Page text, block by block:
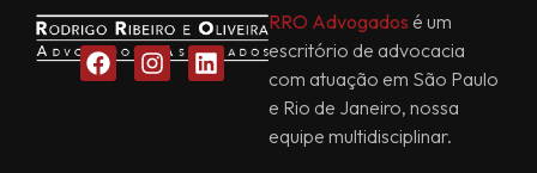
RRO Advogados é um
escritório de advocacia
com atuação em São Paulo
e Rio de Janeiro, nossa
equipe multidisciplinar.